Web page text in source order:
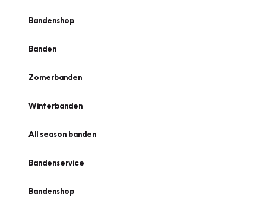
Bandenshop
Banden
Zomerbanden
Winterbanden
All season banden
Bandenservice
Bandenshop